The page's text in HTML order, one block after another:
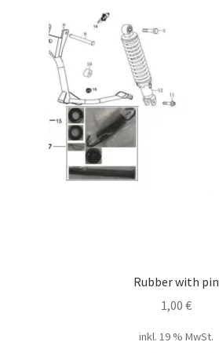
Rubber with pin
1,00 €
inkl. 19 % MwSt.